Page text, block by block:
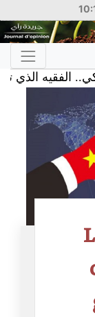
الذي تحدى جباية